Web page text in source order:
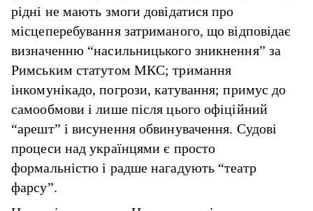
рідні не мають змоги довідатися про
місцеперебування затриманого, що відповідає
визначенню “насильницького зникнення” за
Римським статутом МКС; тримання
інкомунікадо, погрози, катування; примус до
самообмови і лише після цього офіційний
“арешт” і висунення обвинувачення. Судові
процеси над українцями є просто
формальністю і радше нагадують “театр
фарсу”.